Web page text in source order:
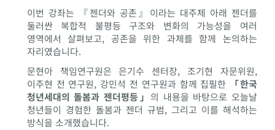
이번 강좌는 『젠더와 공존』이라는 대주제 아래 젠더를
둘러싼 복합적 불평등 구조와 변화의 가능성을 여러
영역에서 살펴보고, 공존을 위한 과제를 함께 논의하는
자리였습니다.
문현아 책임연구원은 은기수 센터장, 조기현 자문위원,
이주현 전 연구원, 강민석 전 연구원과 함께 집필한
「한국
청년세대의 돌봄과 젠더평등」 의 내용을 바탕으로 오늘날
청년들이 경험한 돌봄과 젠더 규범, 그리고 이를 해석하는
방식을 소개했습니다.